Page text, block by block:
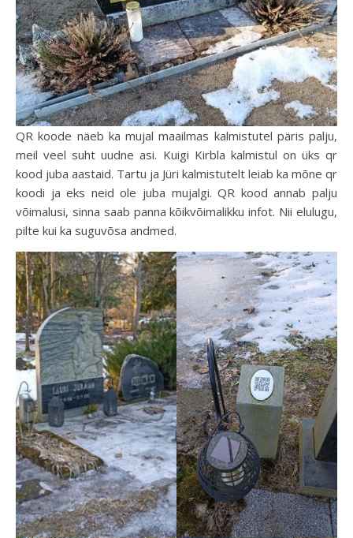
QR koode näeb ka mujal maailmas kalmistutel päris palju,
meil veel suht uudne asi. Kuigi Kirbla kalmistul on üks qr
kood juba aastaid. Tartu ja Jüri kalmistutelt leiab ka mõne qr
koodi ja eks neid ole juba mujalgi. QR kood annab palju
võimalusi, sinna saab panna kõikvõimalikku infot. Nii elulugu,
pilte kui ka suguvõsa andmed.